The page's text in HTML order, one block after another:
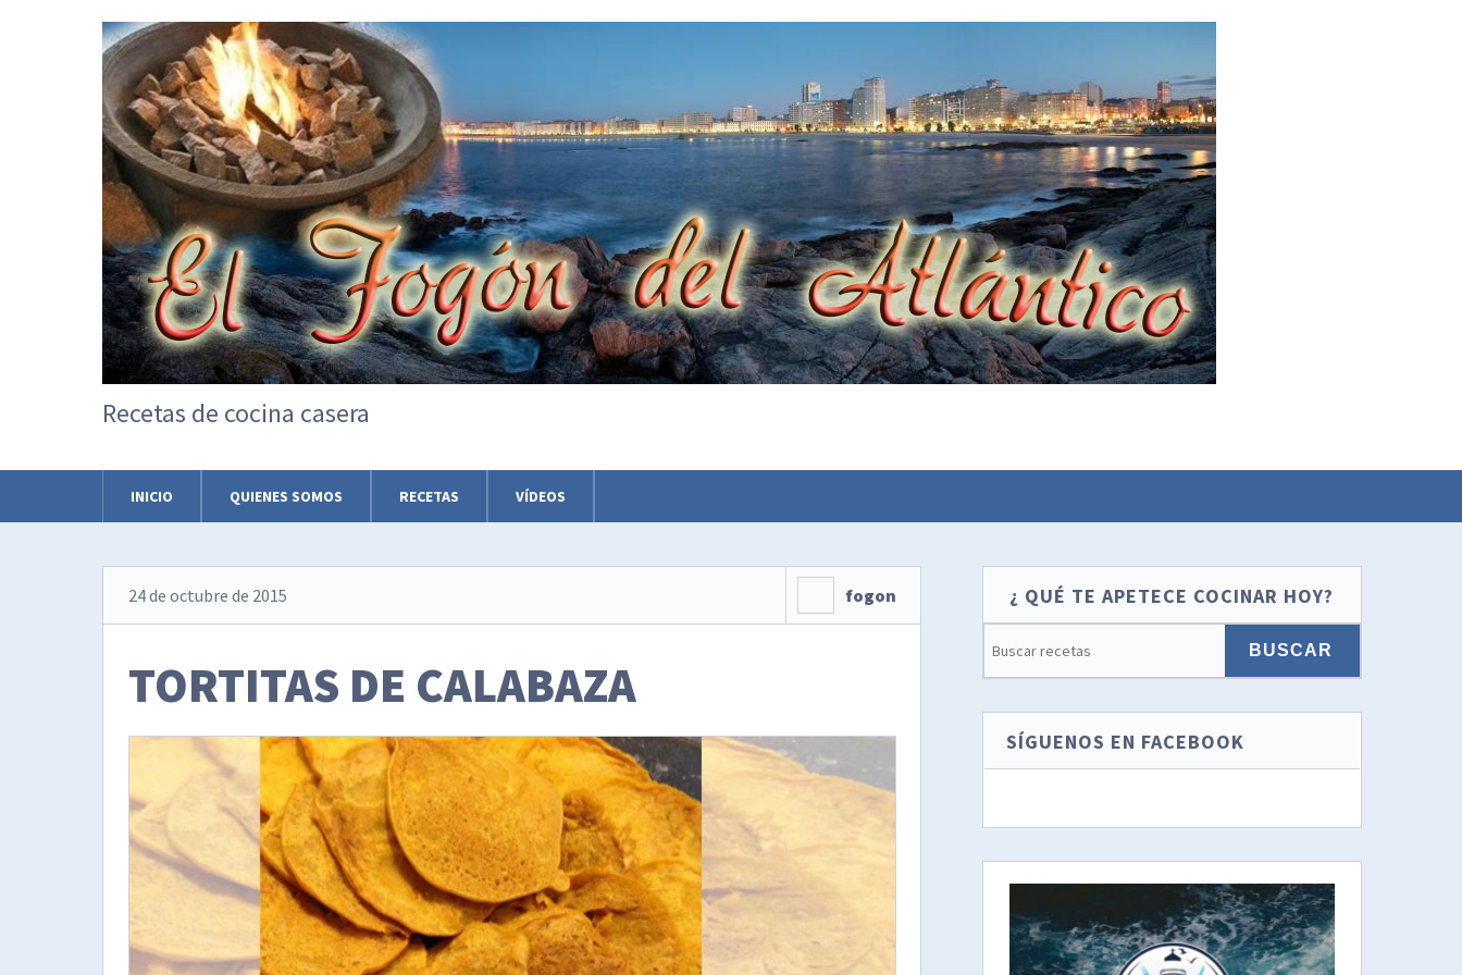
Recetas de cocina casera
INICIO QUIENES SOMOS RECETAS VÍDEOS
24 de octubre de 2015 fogon
TORTITAS DE CALABAZA
¿ QUÉ TE APETECE COCINAR HOY?
SÍGUENOS EN FACEBOOK